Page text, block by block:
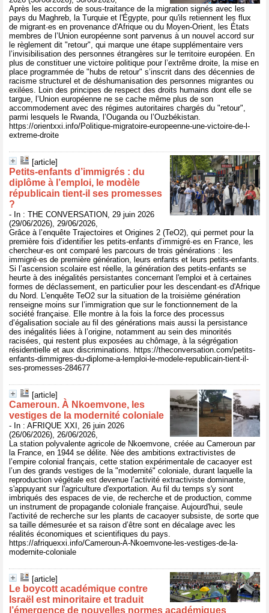
Après les accords de sous-traitance de la migration signés avec les
pays du Maghreb, la Turquie et l'Égypte, pour qu'ils retiennent les flux
de migrant·es en provenance d'Afrique ou du Moyen-Orient, les États
membres de l’Union européenne sont parvenus à un nouvel accord sur
le règlement dit "retour", qui marque une étape supplémentaire vers
l’invisibilisation des personnes étrangères sur le territoire européen. En
plus de constituer une victoire politique pour l’extrême droite, la mise en
place programmée de "hubs de retour" s’inscrit dans des décennies de
racisme structurel et de déshumanisation des personnes migrantes ou
exilées. Loin des principes de respect des droits humains dont elle se
targue, l’Union européenne ne se cache même plus de son
accommodement avec des régimes autoritaires chargés du "retour",
parmi lesquels le Rwanda, l’Ouganda ou l’Ouzbékistan.
https://orientxxi.info/Politique-migratoire-europeenne-une-victoire-de-l-
extreme-droite
[article]
Petits‑enfants d’immigrés : du
diplôme à l’emploi, le modèle
républicain tient‑il ses promesses
?
- In : THE CONVERSATION, 29 juin 2026
(29/06/2026), 29/06/2026,
Grâce à l’enquête Trajectoires et Origines 2 (TeO2), qui permet pour la
première fois d’identifier les petits-enfants d’immigré·es en France, les
chercheur·es ont comparé les parcours de trois générations : les
immigré·es de première génération, leurs enfants et leurs petits-enfants.
Si l’ascension scolaire est réelle, la génération des petits-enfants se
heurte à des inégalités persistantes concernant l'emploi et à certaines
formes de déclassement, en particulier pour les descendant·es d'Afrique
du Nord. L'enquête TeO2 sur la situation de la troisième génération
renseigne moins sur l’immigration que sur le fonctionnement de la
société française. Elle montre à la fois la force des processus
d’égalisation sociale au fil des générations mais aussi la persistance
des inégalités liées à l’origine, notamment au sein des minorités
racisées, qui restent plus exposées au chômage, à la ségrégation
résidentielle et aux discriminations. https://theconversation.com/petits-
enfants-dimmigres-du-diplome-a-lemploi-le-modele-republicain-tient-il-
ses-promesses-284677
[article]
Cameroun. À Nkoemvone, les
vestiges de la modernité coloniale
- In : AFRIQUE XXI, 26 juin 2026
(26/06/2026), 26/06/2026,
La station polyvalente agricole de Nkoemvone, créée au Cameroun par
la France, en 1944 se délite. Née des ambitions extractivistes de
l’empire colonial français, cette station expérimentale de cacaoyer est
l’un des grands vestiges de la "modernité" coloniale, durant laquelle la
reproduction végétale est devenue l’activité extractiviste dominante,
s'appuyant sur l'agriculture d'exportation. Au fil du temps s'y sont
imbriqués des espaces de vie, de recherche et de production, comme
un instrument de propagande coloniale française. Aujourd'hui, seule
l'activité de recherche sur les plants de cacaoyer subsiste, de sorte que
sa taille démesurée et sa raison d’être sont en décalage avec les
réalités économiques et scientifiques du pays.
https://afriquexxi.info/Cameroun-A-Nkoemvone-les-vestiges-de-la-
modernite-coloniale
[article]
Le boycott académique contre
Israël est minoritaire et traduit
l’émergence de nouvelles normes académiques